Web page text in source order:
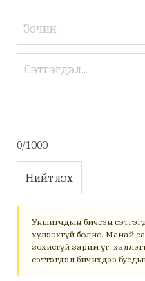
0/1000
Нийтлэх
Уншигчдын бичсэн
хүлээхгүй болно. Манай
зохисгүй зарим үг,
сэтгэгдэл бичихдээ